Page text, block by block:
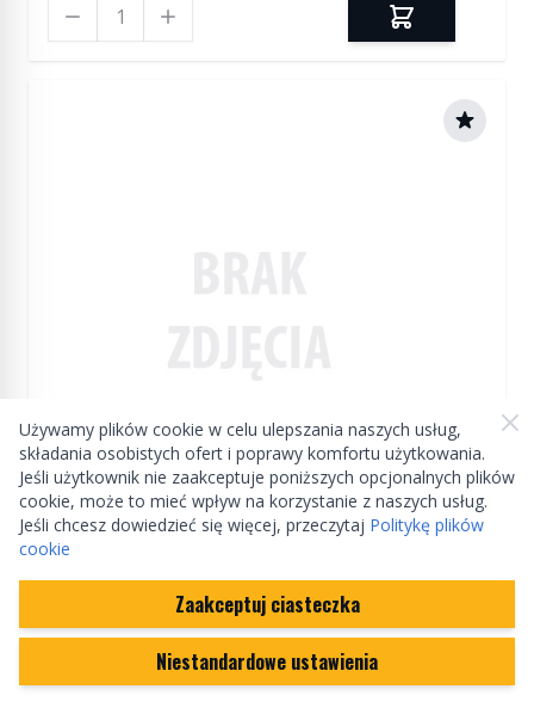
Używamy plików cookie w celu ulepszania naszych usług,
składania osobistych ofert i poprawy komfortu użytkowania.
Jeśli użytkownik nie zaakceptuje poniższych opcjonalnych plików
cookie, może to mieć wpływ na korzystanie z naszych usług.
Jeśli chcesz dowiedzieć się więcej, przeczytaj Politykę plików
cookie
Zaakceptuj ciasteczka
Niestandardowe ustawienia
Manufactured by Land rover
89,33 zł
Na zamówienie